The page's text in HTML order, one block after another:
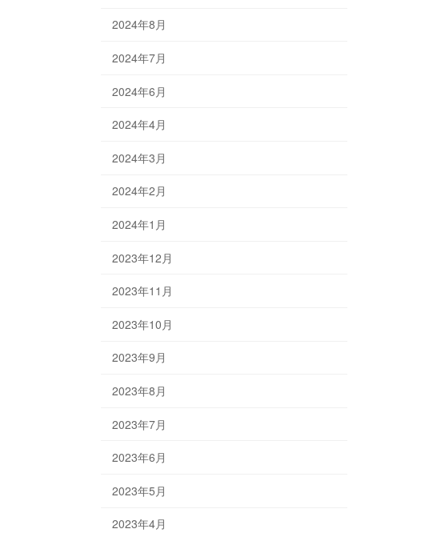
2024年8月
2024年7月
2024年6月
2024年4月
2024年3月
2024年2月
2024年1月
2023年12月
2023年11月
2023年10月
2023年9月
2023年8月
2023年7月
2023年6月
2023年5月
2023年4月